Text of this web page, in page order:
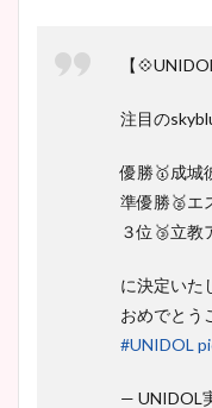
【
注目の
優勝🥇成城
準優勝🥈エ
３位🥉立教
に決定いた
おめでとう
#UNIDOL
— UNIDOL